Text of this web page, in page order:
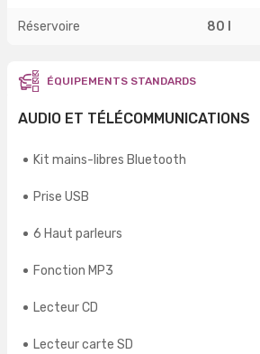
Réservoire 80 l
ÉQUIPEMENTS STANDARDS
AUDIO ET TÉLÉCOMMUNICATIONS
Kit mains-libres Bluetooth
Prise USB
6 Haut parleurs
Fonction MP3
Lecteur CD
Lecteur carte SD